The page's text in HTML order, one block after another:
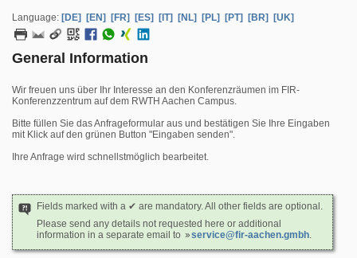
Language: [DE] [EN] [FR] [ES] [IT] [NL] [PL] [PT] [BR] [UK]
General Information
Wir freuen uns über Ihr Interesse an den Konferenzräumen im FIR-
Konferenzzentrum auf dem RWTH Aachen Campus.
Bitte füllen Sie das Anfrageformular aus und bestätigen Sie Ihre Eingaben
mit Klick auf den grünen Button "Eingaben senden".
Ihre Anfrage wird schnellstmöglich bearbeitet.
Fields marked with a ✔ are mandatory. All other fields are optional.
Please send any details not requested here or additional
information in a separate email to
service@fir-aachen.gmbh.